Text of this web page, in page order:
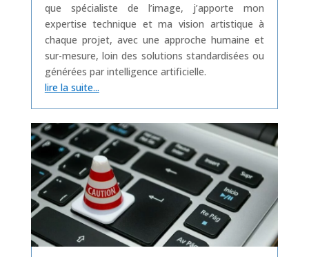
que spécialiste de l’image, j’apporte mon
expertise technique et ma vision artistique à
chaque projet, avec une approche humaine et
sur-mesure, loin des solutions standardisées ou
générées par intelligence artificielle.
lire la suite...